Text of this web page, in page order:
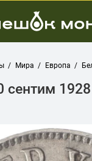
Мира Европа
сентим 1928